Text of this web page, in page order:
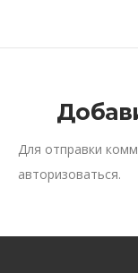
Для отправки
авторизоваться.